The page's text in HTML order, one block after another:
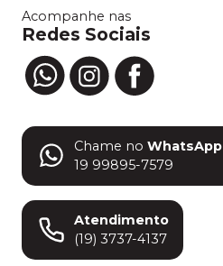
Acompanhe nas
Redes Sociais
Chame no WhatsApp
19 99895-7579
Atendimento
(19) 3737-4137